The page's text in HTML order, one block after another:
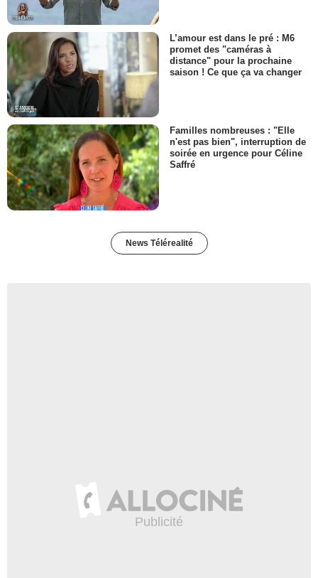
L’amour est dans le pré : M6
promet des "caméras à
distance" pour la prochaine
saison ! Ce que ça va changer
Familles nombreuses : "Elle
n'est pas bien", interruption de
soirée en urgence pour Céline
Saffré
News Télérealité